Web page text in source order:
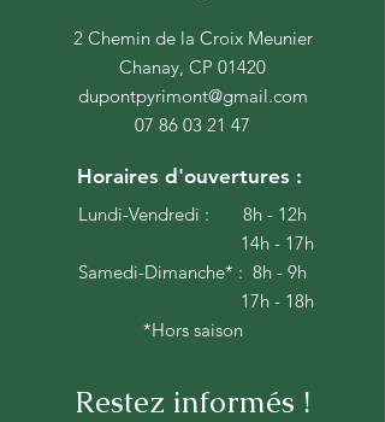
2 Chemin de la Croix Meunier
Chanay, CP 01420
dupontpyrimont@gmail.com
07 86 03 21 47
Horaires d'ouvertures :
Lundi-Vendredi : 8h - 12h
14h - 17h
Samedi-Dimanche* : 8h - 9h
17h - 18h
*Hors saison
Restez informés !